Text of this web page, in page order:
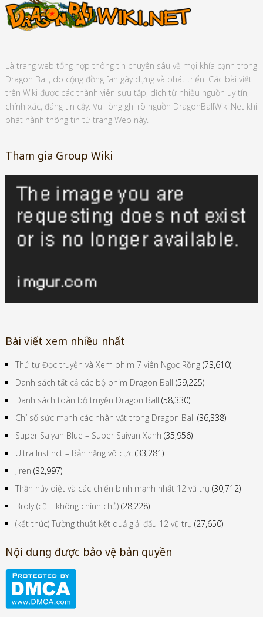
Là trang web tổng hợp thông tin chuyên sâu về mọi khía cạnh trong
Dragon Ball, do cộng đồng fan gây dựng và phát triển. Các bài viết
trên Wiki được các thành viên sưu tập, dịch từ nhiều nguồn uy tín,
chính xác, đáng tin cậy. Vui lòng ghi rõ nguồn DragonBallWiki.Net khi
phát hành thông tin từ trang Web này.
Tham gia Group Wiki
Bài viết xem nhiều nhất
Thứ tự Đọc truyện và Xem phim 7 viên Ngọc Rồng (73,610)
Danh sách tất cả các bộ phim Dragon Ball (59,225)
Danh sách toàn bộ truyện Dragon Ball (58,330)
Chỉ số sức mạnh các nhân vật trong Dragon Ball (36,338)
Super Saiyan Blue – Super Saiyan Xanh (35,956)
Ultra Instinct – Bản năng vô cực (33,281)
Jiren (32,997)
Thần hủy diệt và các chiến binh mạnh nhất 12 vũ trụ (30,712)
Broly (cũ – không chính chủ) (28,228)
(kết thúc) Tường thuật kết quả giải đấu 12 vũ trụ (27,650)
Nội dung được bảo vệ bản quyền